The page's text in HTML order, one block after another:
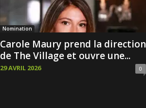
Nomination
Carole Maury prend la direction
de The Village et ouvre une...
29 AVRIL 2026 0